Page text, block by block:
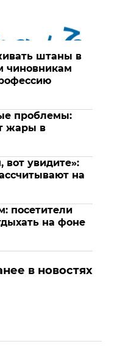
штаны в
чиновникам
проблемы:
жары в
вот увидите»:
на
посетители
на фоне
в новостях